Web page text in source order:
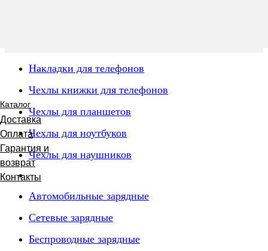
Каталог
Доставка
Оплата
Гарантия и
возврат
Контакты
Накладки для телефонов
Чехлы книжки для телефонов
Чехлы для планшетов
Чехлы для ноутбуков
Чехлы для наушников
Автомобильные зарядные
Сетевые зарядные
Беспроводные зарядные